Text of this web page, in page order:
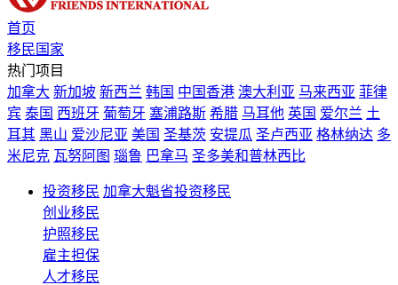
首页
移民国家
热门项目
加拿大 新加坡 新西兰 韩国 中国香港 澳大利亚 马来西亚 菲律
宾 泰国 西班牙 葡萄牙 塞浦路斯 希腊 马耳他 英国 爱尔兰 土
耳其 黑山 爱沙尼亚 美国 圣基茨 安提瓜 圣卢西亚 格林纳达 多
米尼克 瓦努阿图 瑙鲁 巴拿马 圣多美和普林西比
投资移民 加拿大魁省投资移民
创业移民
护照移民
雇主担保
人才移民